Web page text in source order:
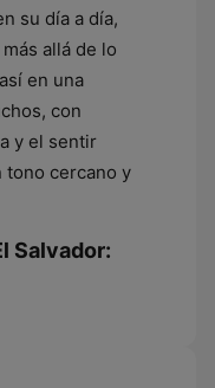
su día a día,
allá de lo
en una
con
y el sentir
tono cercano y
Salvador: